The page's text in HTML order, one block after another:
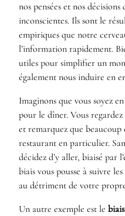
nos pensées et nos
inconscientes. Ils sont le
empiriques que notre
l’information rapidement.
utiles pour simplifier un
également nous induire en
Imaginons que vous soyez
pour le dîner. Vous
et remarquez que
restaurant en particulier.
décidez d’y aller, biaisé par
biais vous pousse à suivre
au détriment de votre
Un autre exemple est le